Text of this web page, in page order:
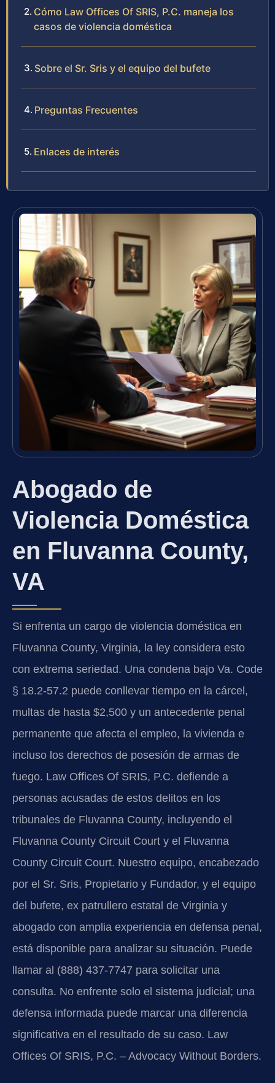
Cómo Law Offices Of SRIS, P.C. maneja los
casos de violencia doméstica
Sobre el Sr. Sris y el equipo del bufete
Preguntas Frecuentes
Enlaces de interés
Abogado de
Violencia Doméstica
en Fluvanna County,
VA
Si enfrenta un cargo de violencia doméstica en
Fluvanna County, Virginia, la ley considera esto
con extrema seriedad. Una condena bajo Va. Code
§ 18.2-57.2 puede conllevar tiempo en la cárcel,
multas de hasta $2,500 y un antecedente penal
permanente que afecta el empleo, la vivienda e
incluso los derechos de posesión de armas de
fuego. Law Offices Of SRIS, P.C. defiende a
personas acusadas de estos delitos en los
tribunales de Fluvanna County, incluyendo el
Fluvanna County Circuit Court y el Fluvanna
County Circuit Court. Nuestro equipo, encabezado
por el Sr. Sris, Propietario y Fundador, y el equipo
del bufete, ex patrullero estatal de Virginia y
abogado con amplia experiencia en defensa penal,
está disponible para analizar su situación. Puede
llamar al (888) 437-7747 para solicitar una
consulta. No enfrente solo el sistema judicial; una
defensa informada puede marcar una diferencia
significativa en el resultado de su caso. Law
Offices Of SRIS, P.C. – Advocacy Without Borders.